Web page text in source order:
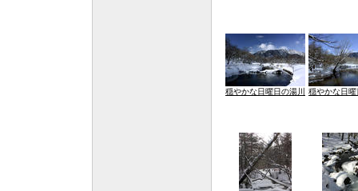
穏やかな日曜日の湯川 穏やかな日